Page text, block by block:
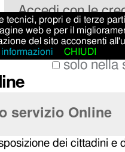
Accedi con le
Cerca nel sito
solo nella
Ricerca
servizio Online
dei cittadini e
tecnici, propri e di terze
web e per il
del sito acconsenti
CHIUDI